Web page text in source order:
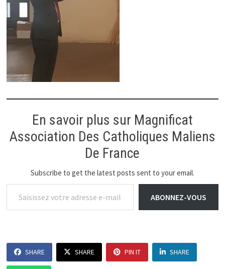
En savoir plus sur Magnificat
Association Des Catholiques Maliens
De France
Subscribe to get the latest posts sent to your email.
Saisissez votre adresse e-mail…
ABONNEZ-VOUS
SHARE SHARE PIN IT SHARE